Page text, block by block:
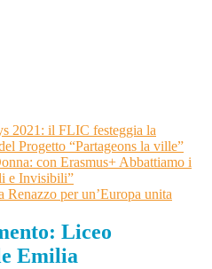
2021: il FLIC festeggia la
Progetto “Partageons la ville”
con Erasmus+ Abbattiamo i
e Invisibili”
Renazzo per un’Europa unita
Liceo
Emilia